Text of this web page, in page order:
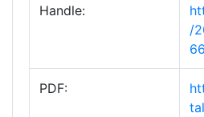
Handle:
/
PDF: